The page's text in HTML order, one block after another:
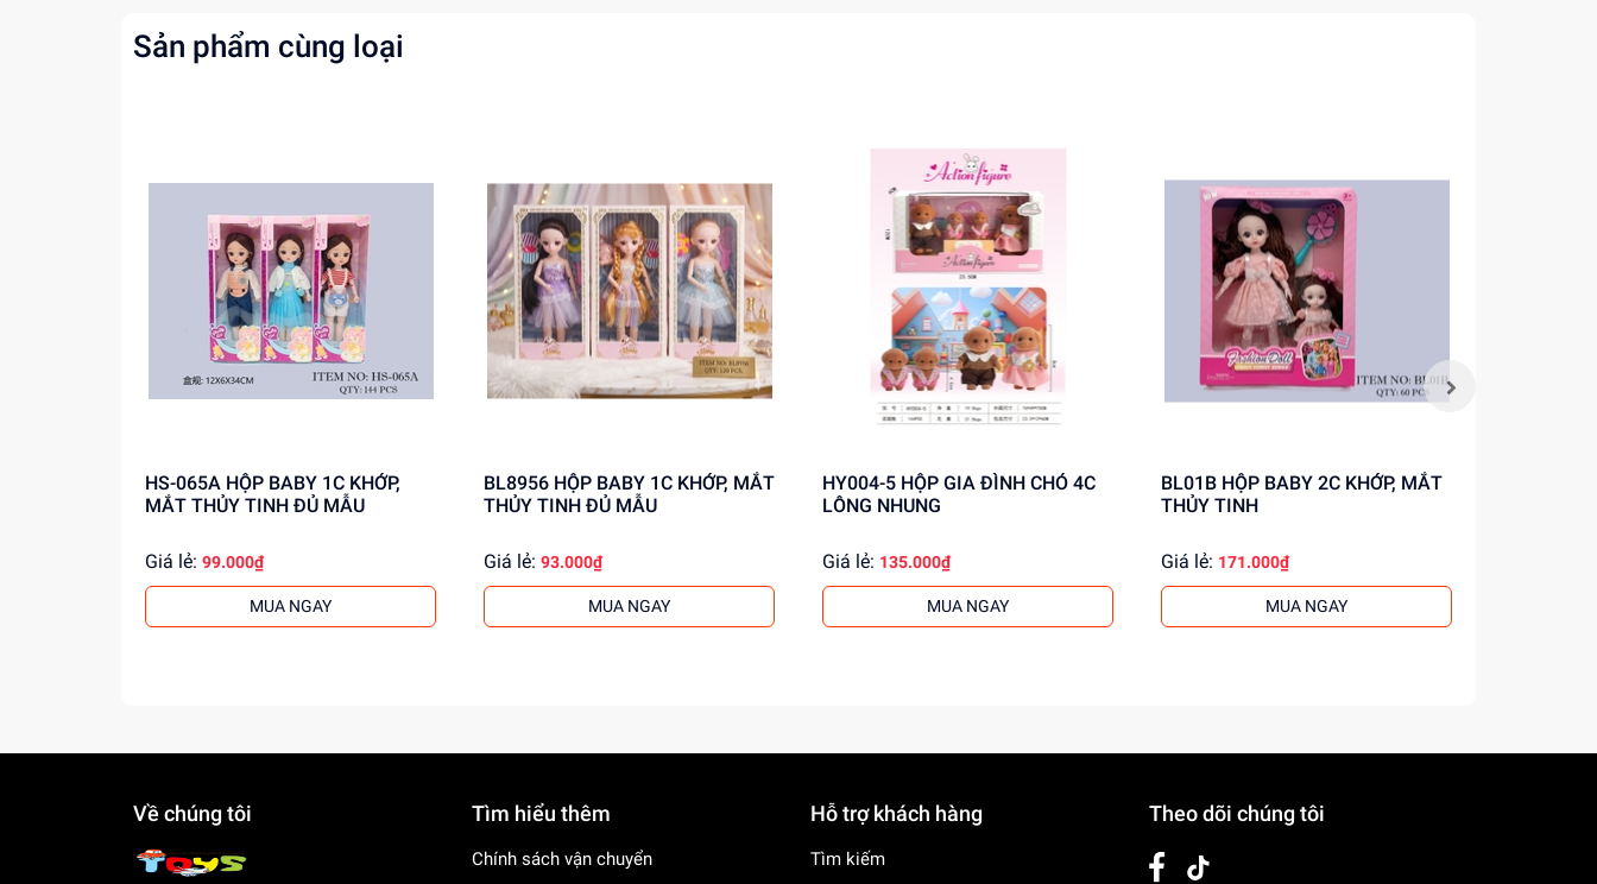
Sản phẩm cùng loại
HS-065A HỘP BABY 1C KHỚP,
MẮT THỦY TINH ĐỦ MẪU
Giá lẻ: 99.000₫
MUA NGAY
BL8956 HỘP BABY 1C KHỚP, MẮT
THỦY TINH ĐỦ MẪU
Giá lẻ: 93.000₫
MUA NGAY
HY004-5 HỘP GIA ĐÌNH CHÓ 4C
LÔNG NHUNG
Giá lẻ: 135.000₫
MUA NGAY
BL01B HỘP BABY 2C KHỚP, MẮT
THỦY TINH
Giá lẻ: 171.000₫
MUA NGAY
Về chúng tôi Tìm hiểu thêm
Chính sách vận chuyển
Hỗ trợ khách hàng
Tìm kiếm
Theo dõi chúng tôi